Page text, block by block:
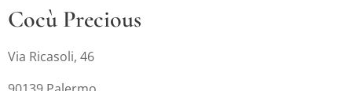
Cocù Precious
Via Ricasoli, 46